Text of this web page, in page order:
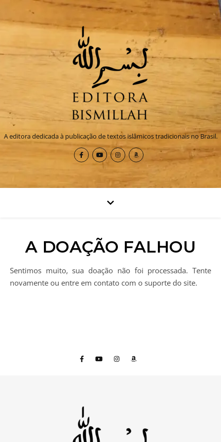
A editora dedicada à publicação de textos islâmicos tradicionais no Brasil.
A DOAÇÃO FALHOU
Sentimos muito, sua doação não foi processada. Tente
novamente ou entre em contato com o suporte do site.